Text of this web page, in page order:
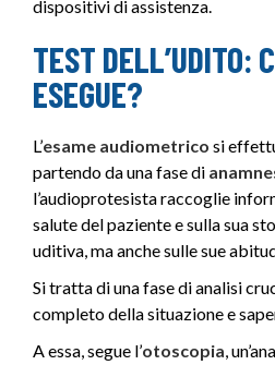
dispositivi di assistenza.
TEST DELL’UDITO:
ESEGUE?
L’esame audiometrico si
partendo da una fase di
l’audioprotesista raccoglie
salute del paziente e sulla sua
uditiva, ma anche sulle sue
Si tratta di una fase di analisi
completo della situazione e
A essa, segue l’otoscopia,